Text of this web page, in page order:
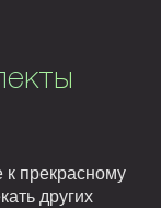
прекрасному
других